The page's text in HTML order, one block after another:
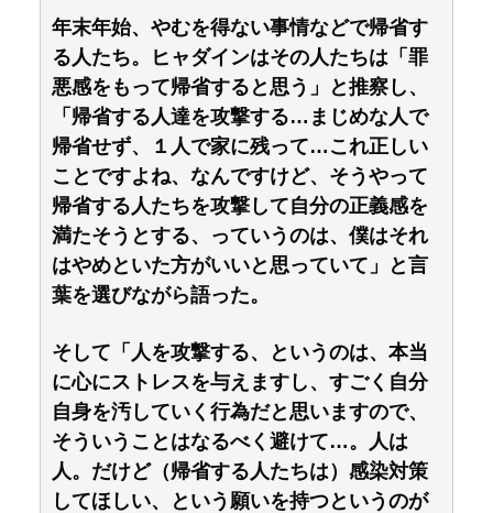
年末年始、やむを得ない事情などで帰省す
る人たち。ヒャダインはその人たちは「罪
悪感をもって帰省すると思う」と推察し、
「帰省する人達を攻撃する…まじめな人で
帰省せず、１人で家に残って…これ正しい
ことですよね、なんですけど、そうやって
帰省する人たちを攻撃して自分の正義感を
満たそうとする、っていうのは、僕はそれ
はやめといた方がいいと思っていて」と言
葉を選びながら語った。
そして「人を攻撃する、というのは、本当
に心にストレスを与えますし、すごく自分
自身を汚していく行為だと思いますので、
そういうことはなるべく避けて…。人は
人。だけど（帰省する人たちは）感染対策
してほしい、という願いを持つというのが